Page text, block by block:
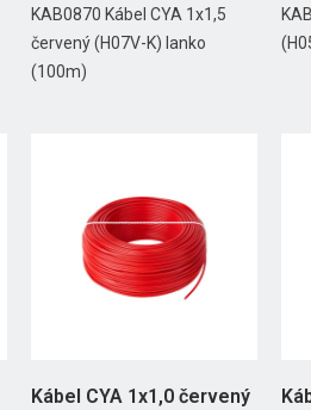
KAB0870 Kábel CYA 1x1,5
červený (H07V-K) lanko
(100m)
Kábel CYA 1x1,0 červený